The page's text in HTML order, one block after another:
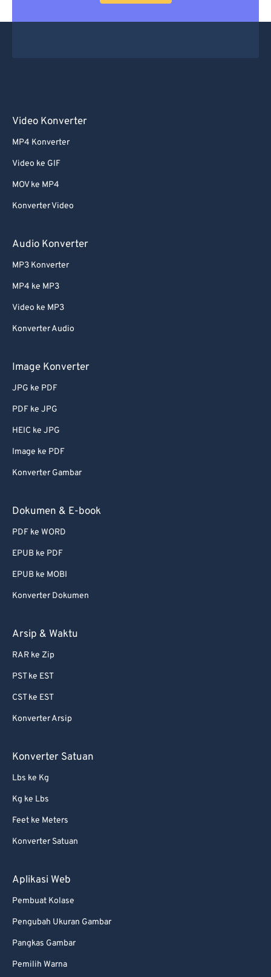
Video Konverter
MP4 Konverter
Video ke GIF
MOV ke MP4
Konverter Video
Audio Konverter
MP3 Konverter
MP4 ke MP3
Video ke MP3
Konverter Audio
Image Konverter
JPG ke PDF
PDF ke JPG
HEIC ke JPG
Image ke PDF
Konverter Gambar
Dokumen & E-book
PDF ke WORD
EPUB ke PDF
EPUB ke MOBI
Konverter Dokumen
Arsip & Waktu
RAR ke Zip
PST ke EST
CST ke EST
Konverter Arsip
Konverter Satuan
Lbs ke Kg
Kg ke Lbs
Feet ke Meters
Konverter Satuan
Aplikasi Web
Pembuat Kolase
Pengubah Ukuran Gambar
Pangkas Gambar
Pemilih Warna